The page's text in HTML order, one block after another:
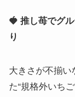
🍓 推し苺でグ
り
大きさが不揃い
た“規格外いち